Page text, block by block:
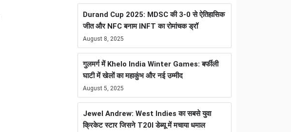
Durand Cup 2025: MDSC की 3-0 से ऐतिहासिक
जीत और NFC बनाम INFT का रोमांचक ड्रॉ
August 8, 2025
गुलमर्ग में Khelo India Winter Games: बर्फीली
घाटी में खेलों का महाकुंभ और नई उम्मीद
August 5, 2025
Jewel Andrew: West Indies का सबसे युवा
क्रिकेट स्टार जिसने T20I डेब्यू में मचाया धमाल